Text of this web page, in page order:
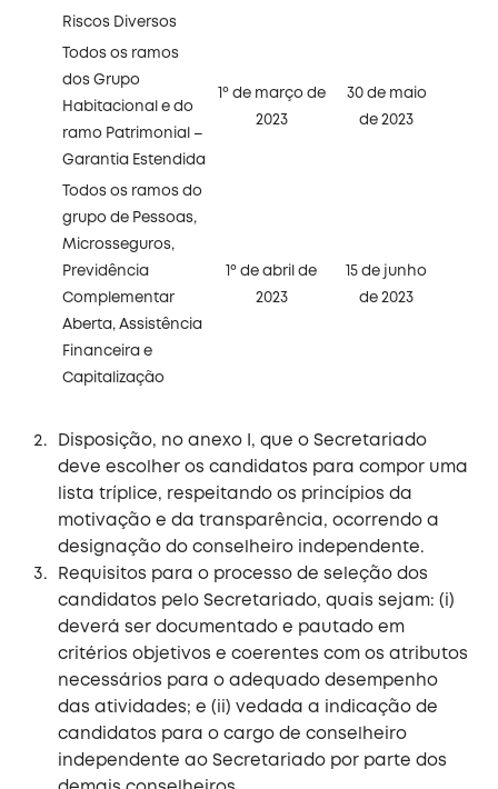
Riscos Diversos
Todos os ramos
dos Grupo
Habitacional e do
ramo Patrimonial –
Garantia Estendida
1º de março de
2023
30 de maio
de 2023
Todos os ramos do
grupo de Pessoas,
Microsseguros,
Previdência
Complementar
Aberta, Assistência
Financeira e
Capitalização
1º de abril de
2023
15 de junho
de 2023
Disposição, no anexo I, que o Secretariado
deve escolher os candidatos para compor uma
lista tríplice, respeitando os princípios da
motivação e da transparência, ocorrendo a
designação do conselheiro independente.
Requisitos para o processo de seleção dos
candidatos pelo Secretariado, quais sejam: (i)
deverá ser documentado e pautado em
critérios objetivos e coerentes com os atributos
necessários para o adequado desempenho
das atividades; e (ii) vedada a indicação de
candidatos para o cargo de conselheiro
independente ao Secretariado por parte dos